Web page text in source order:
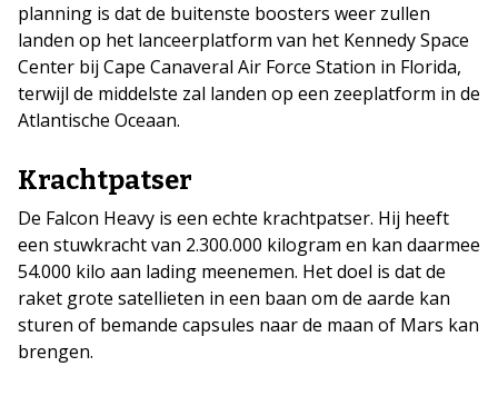
planning is dat de buitenste boosters weer zullen
landen op het lanceerplatform van het Kennedy Space
Center bij Cape Canaveral Air Force Station in Florida,
terwijl de middelste zal landen op een zeeplatform in de
Atlantische Oceaan.
Krachtpatser
De Falcon Heavy is een echte krachtpatser. Hij heeft
een stuwkracht van 2.300.000 kilogram en kan daarmee
54.000 kilo aan lading meenemen. Het doel is dat de
raket grote satellieten in een baan om de aarde kan
sturen of bemande capsules naar de maan of Mars kan
brengen.